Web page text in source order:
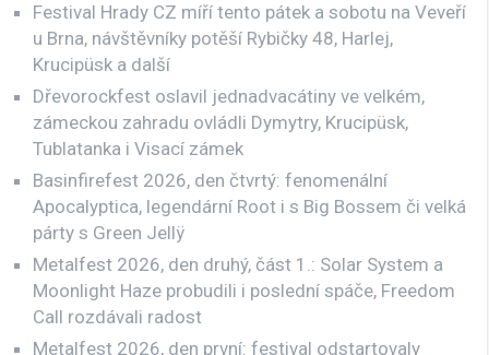
Festival Hrady CZ míří tento pátek a sobotu na Veveří
u Brna, návštěvníky potěší Rybičky 48, Harlej,
Krucipüsk a další
Dřevorockfest oslavil jednadvacátiny ve velkém,
zámeckou zahradu ovládli Dymytry, Krucipüsk,
Tublatanka i Visací zámek
Basinfirefest 2026, den čtvrtý: fenomenální
Apocalyptica, legendární Root i s Big Bossem či velká
párty s Green Jellÿ
Metalfest 2026, den druhý, část 1.: Solar System a
Moonlight Haze probudili i poslední spáče, Freedom
Call rozdávali radost
Metalfest 2026, den první: festival odstartovaly